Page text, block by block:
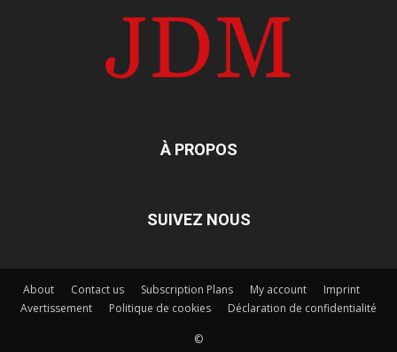
À PROPOS
SUIVEZ NOUS
About Contact us Subscription Plans My account
Imprint
Avertissement
Politique de cookies Déclaration de confidentialité
©